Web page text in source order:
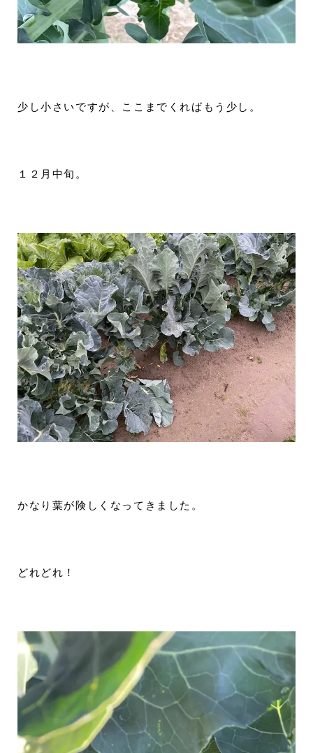
少し小さいですが、ここまでくればもう少し。
１２月中旬。
かなり葉が険しくなってきました。
どれどれ！